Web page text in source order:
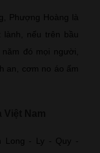
Phượng Hoàng là
nếu trên bầu
đó mọi người,
an, cơm no áo ấm
Long - Ly - Quy -